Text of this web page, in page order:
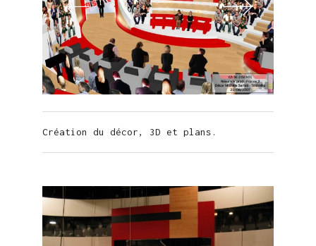
Création du décor, 3D et plans.